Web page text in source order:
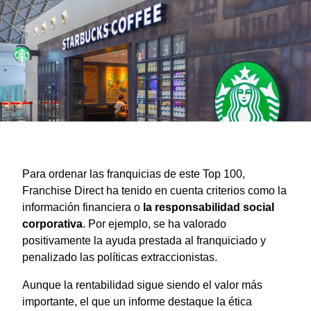
Para ordenar las franquicias de este Top 100,
Franchise Direct ha tenido en cuenta criterios como la
información financiera o la responsabilidad social
corporativa. Por ejemplo, se ha valorado
positivamente la ayuda prestada al franquiciado y
penalizado las políticas extraccionistas.
Aunque la rentabilidad sigue siendo el valor más
importante, el que un informe destaque la ética